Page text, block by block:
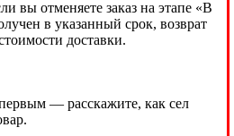
вы отменяете заказ на этапе «В
в указанный срок, возврат
доставки.
— расскажите, как сел